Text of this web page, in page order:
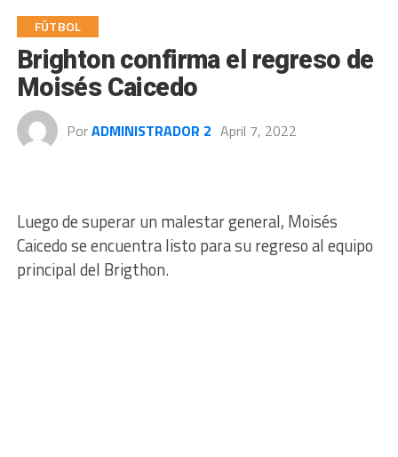
FÚTBOL
Brighton confirma el regreso de
Moisés Caicedo
PorADMINISTRADOR 2 April 7, 2022
Luego de superar un malestar general, Moisés
Caicedo se encuentra listo para su regreso al equipo
principal del Brigthon.